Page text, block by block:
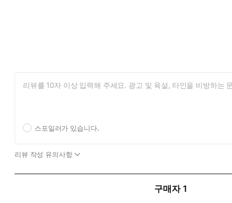
스포일러가 있습니다.
리뷰 작성 유의사항
구매자 1